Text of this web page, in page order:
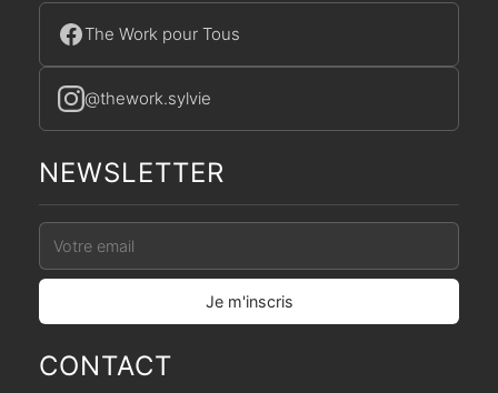
The Work pour Tous
@thework.sylvie
NEWSLETTER
CONTACT